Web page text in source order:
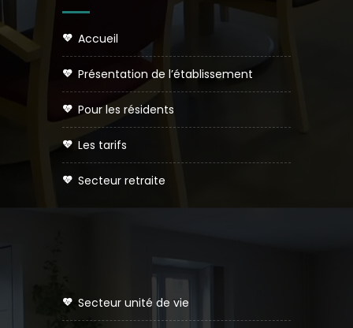
accueil
présentation de l’établissement
pour les résidents
les tarifs
secteur retraite
secteur unité de vie